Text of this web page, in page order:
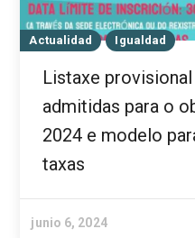
Actualidad Igualdad
Listaxe
admitidas para o
2024 e modelo
taxas
junio 6, 2024